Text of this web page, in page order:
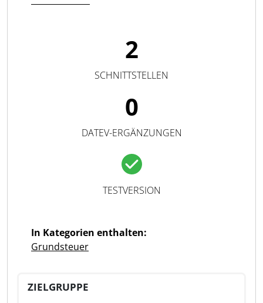
2
SCHNITTSTELLEN
0
DATEV-ERGÄNZUNGEN
TESTVERSION
In Kategorien enthalten:
Grundsteuer
ZIELGRUPPE